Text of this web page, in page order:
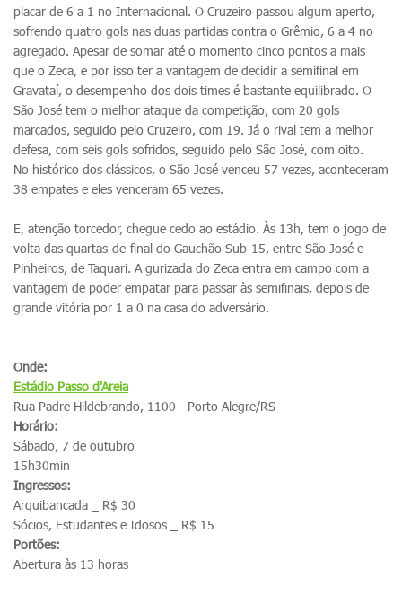
placar de 6 a 1 no Internacional. O Cruzeiro passou algum aperto,
sofrendo quatro gols nas duas partidas contra o Grêmio, 6 a 4 no
agregado. Apesar de somar até o momento cinco pontos a mais
que o Zeca, e por isso ter a vantagem de decidir a semifinal em
Gravataí, o desempenho dos dois times é bastante equilibrado. O
São José tem o melhor ataque da competição, com 20 gols
marcados, seguido pelo Cruzeiro, com 19. Já o rival tem a melhor
defesa, com seis gols sofridos, seguido pelo São José, com oito.
No histórico dos clássicos, o São José venceu 57 vezes, aconteceram
38 empates e eles venceram 65 vezes.
E, atenção torcedor, chegue cedo ao estádio. Às 13h, tem o jogo de
volta das quartas-de-final do Gauchão Sub-15, entre São José e
Pinheiros, de Taquari. A gurizada do Zeca entra em campo com a
vantagem de poder empatar para passar às semifinais, depois de
grande vitória por 1 a 0 na casa do adversário.
Onde:
Estádio Passo d'Areia
Rua Padre Hildebrando, 1100 - Porto Alegre/RS
Horário:
Sábado, 7 de outubro
15h30min
Ingressos:
Arquibancada _ R$ 30
Sócios, Estudantes e Idosos _ R$ 15
Portões:
Abertura às 13 horas